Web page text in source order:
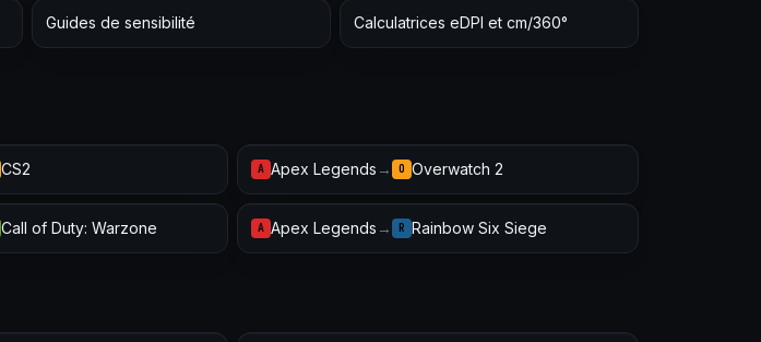
Guides de sensibilité Calculatrices eDPI et cm/360°
CS2 A Apex Legends → O Overwatch 2
Call of Duty: Warzone A Apex Legends → R Rainbow Six Siege